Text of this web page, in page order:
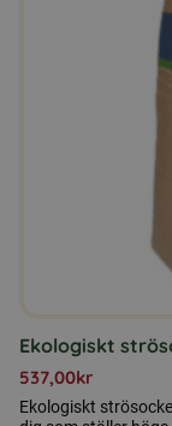
Ekologiskt
537,00kr
Ekologiskt